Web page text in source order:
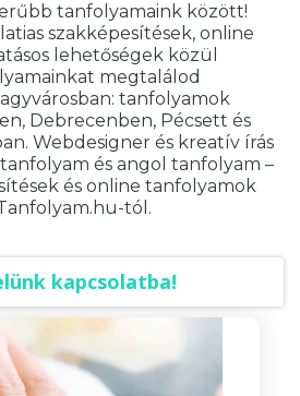
tanfolyamaink között!
szakképesítések, online
lehetőségek közül
megtalálod
tanfolyamok
Debrecenben, Pécsett és
Webdesigner és kreatív írás
és angol tanfolyam –
és online tanfolyamok
tól.
kapcsolatba!